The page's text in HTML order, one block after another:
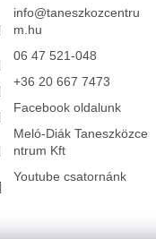
info@taneszkozcentru
m.hu
06 47 521-048
+36 20 667 7473
Facebook oldalunk
Meló-Diák Taneszközce
ntrum Kft
Youtube csatornánk